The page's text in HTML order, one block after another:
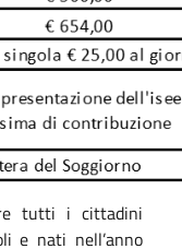
tutti i cittadini
e nati nell’anno